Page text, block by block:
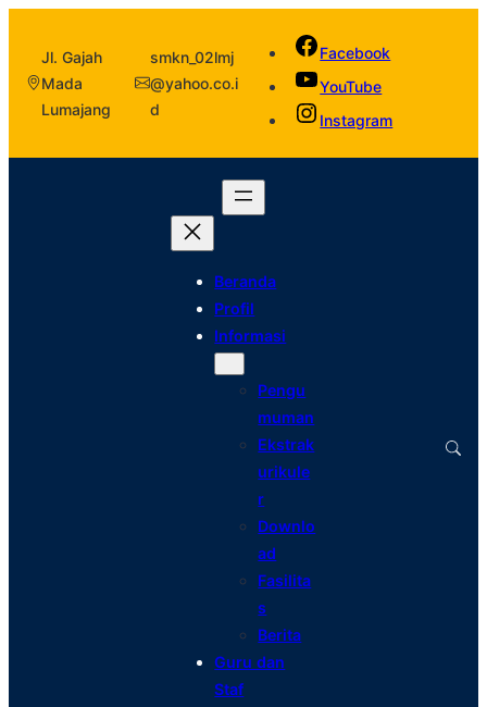
Jl. Gajah
Mada
Lumajang
smkn_02lmj
@yahoo.co.i
d
Facebook
YouTube
Instagram
Beranda
Profil
Informasi
Pengu
muman
Ekstrak
urikule
r
Downlo
ad
Fasilita
s
Berita
Guru dan
Staf